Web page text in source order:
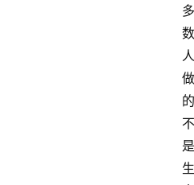
多
数
人
做
的
不
是
生